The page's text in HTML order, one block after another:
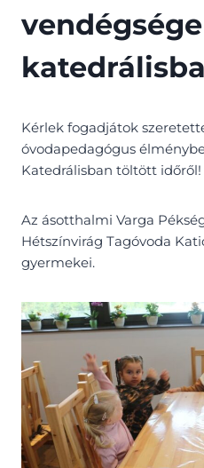
Kérlek fogadjátok
óvodapedagógus
Katedrálisban töltött időről!
Az ásotthalmi Varga
Hétszínvirág Tagóvoda
gyermekei.